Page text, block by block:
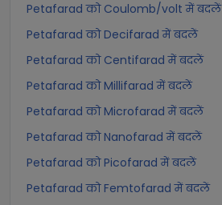
Petafarad को Coulomb/volt में बदलें
Petafarad को Decifarad में बदलें
Petafarad को Centifarad में बदलें
Petafarad को Millifarad में बदलें
Petafarad को Microfarad में बदलें
Petafarad को Nanofarad में बदलें
Petafarad को Picofarad में बदलें
Petafarad को Femtofarad में बदलें